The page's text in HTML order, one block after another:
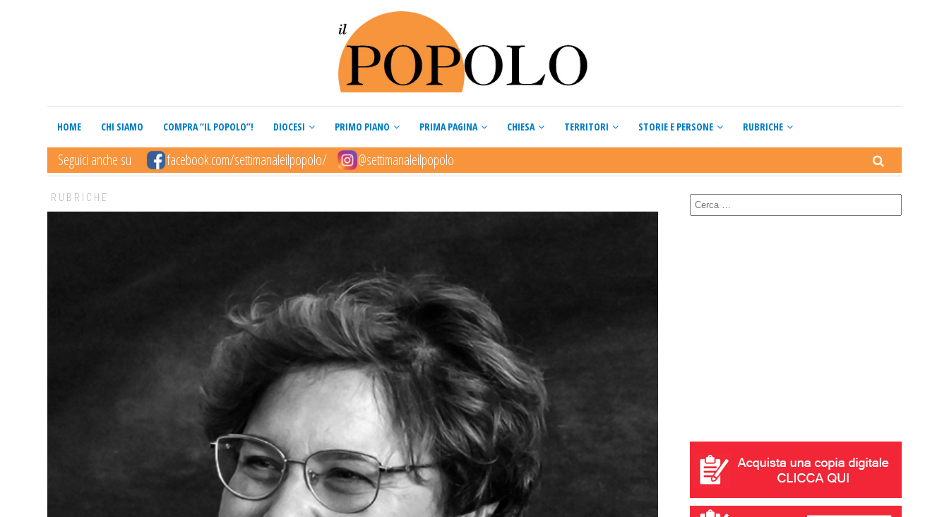
HOME CHI SIAMO COMPRA “IL POPOLO”! DIOCESI PRIMO PIANO PRIMA PAGINA CHIESA TERRITORI STORIE E PERSONE RUBRICHE
Seguici anche su facebook.com/settimanaleilpopolo/ @settimanaleilpopolo
RUBRICHE